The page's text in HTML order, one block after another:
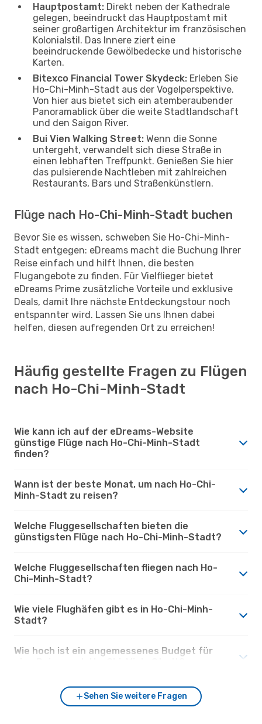
Hauptpostamt: Direkt neben der Kathedrale
gelegen, beeindruckt das Hauptpostamt mit
seiner großartigen Architektur im französischen
Kolonialstil. Das Innere ziert eine
beeindruckende Gewölbedecke und historische
Karten.
Bitexco Financial Tower Skydeck: Erleben Sie
Ho-Chi-Minh-Stadt aus der Vogelperspektive.
Von hier aus bietet sich ein atemberaubender
Panoramablick über die weite Stadtlandschaft
und den Saigon River.
Bui Vien Walking Street: Wenn die Sonne
untergeht, verwandelt sich diese Straße in
einen lebhaften Treffpunkt. Genießen Sie hier
das pulsierende Nachtleben mit zahlreichen
Restaurants, Bars und Straßenkünstlern.
Flüge nach Ho-Chi-Minh-Stadt buchen
Bevor Sie es wissen, schweben Sie Ho-Chi-Minh-
Stadt entgegen: eDreams macht die Buchung Ihrer
Reise einfach und hilft Ihnen, die besten
Flugangebote zu finden. Für Vielflieger bietet
eDreams Prime zusätzliche Vorteile und exklusive
Deals, damit Ihre nächste Entdeckungstour noch
entspannter wird. Lassen Sie uns Ihnen dabei
helfen, diesen aufregenden Ort zu erreichen!
Häufig gestellte Fragen zu Flügen
nach Ho-Chi-Minh-Stadt
Wie kann ich auf der eDreams-Website
günstige Flüge nach Ho-Chi-Minh-Stadt
finden?
Wann ist der beste Monat, um nach Ho-Chi-
Minh-Stadt zu reisen?
Welche Fluggesellschaften bieten die
günstigsten Flüge nach Ho-Chi-Minh-Stadt?
Welche Fluggesellschaften fliegen nach Ho-
Chi-Minh-Stadt?
Wie viele Flughäfen gibt es in Ho-Chi-Minh-
Stadt?
Wie hoch ist ein angemessenes Budget für
Sehen Sie weitere Fragen